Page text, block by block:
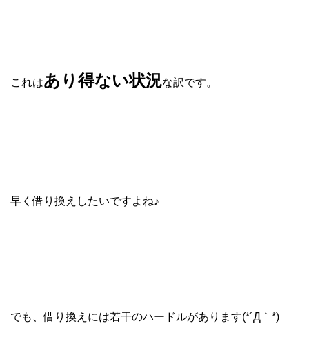
これはあり得ない状況な訳です。
早く借り換えしたいですよね♪
でも、借り換えには若干のハードルがあります(*´Д｀*)